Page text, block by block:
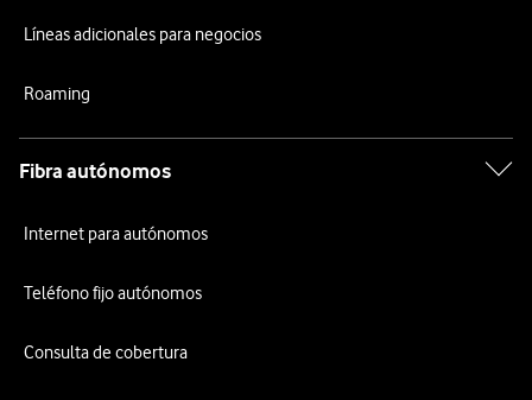
Líneas adicionales para negocios
Roaming
Fibra autónomos
Internet para autónomos
Teléfono fijo autónomos
Consulta de cobertura